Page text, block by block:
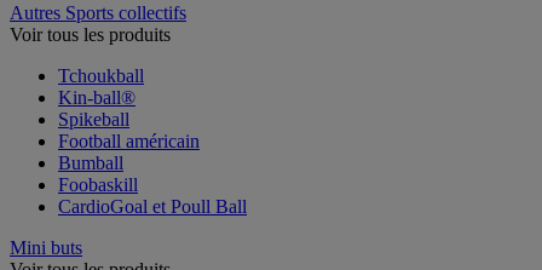
Autres Sports collectifs
Voir tous les produits
Tchoukball
Kin-ball®
Spikeball
Football américain
Bumball
Foobaskill
CardioGoal et Poull Ball
Mini buts